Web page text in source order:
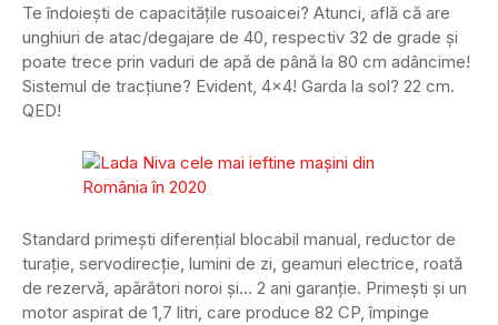
Te îndoiești de capacitățile rusoaicei? Atunci, află că are
unghiuri de atac/degajare de 40, respectiv 32 de grade și
poate trece prin vaduri de apă de până la 80 cm adâncime!
Sistemul de tracțiune? Evident, 4×4! Garda la sol? 22 cm.
QED!
Standard primești diferențial blocabil manual, reductor de
turație, servodirecție, lumini de zi, geamuri electrice, roată
de rezervă, apărători noroi și… 2 ani garanție. Primești și un
motor aspirat de 1,7 litri, care produce 82 CP, împinge